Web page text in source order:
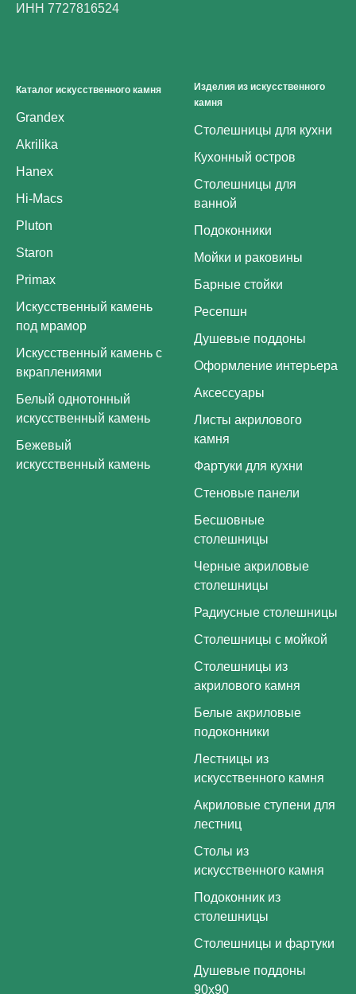
ИНН 7727816524
Каталог искусственного камня
Grandex
Akrilika
Hanex
Hi-Macs
Pluton
Staron
Primax
Искусственный камень
под мрамор
Искусственный камень с
вкраплениями
Белый однотонный
искусственный камень
Бежевый
искусственный камень
Изделия из искусственного
камня
Столешницы для кухни
Кухонный остров
Столешницы для
ванной
Подоконники
Мойки и раковины
Барные стойки
Ресепшн
Душевые поддоны
Оформление интерьера
Аксессуары
Листы акрилового
камня
Фартуки для кухни
Стеновые панели
Бесшовные
столешницы
Черные акриловые
столешницы
Радиусные столешницы
Столешницы с мойкой
Столешницы из
акрилового камня
Белые акриловые
подоконники
Лестницы из
искусственного камня
Акриловые ступени для
лестниц
Столы из
искусственного камня
Подоконник из
столешницы
Столешницы и фартуки
Душевые поддоны
90х90